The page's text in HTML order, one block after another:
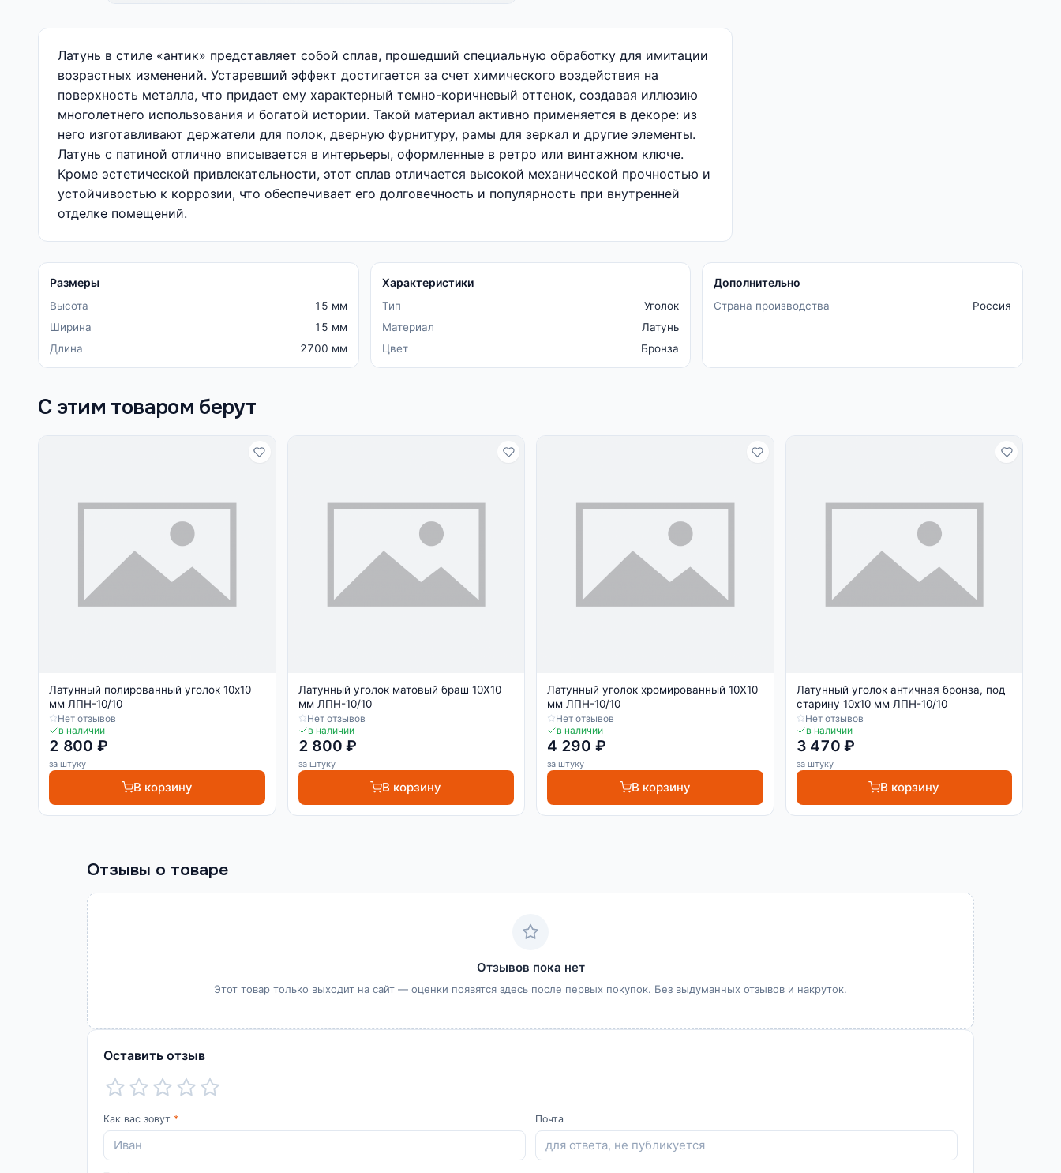
Латунь в стиле «антик» представляет собой сплав, прошедший специальную обработку для имитации
возрастных изменений. Устаревший эффект достигается за счет химического воздействия на
поверхность металла, что придает ему характерный темно-коричневый оттенок, создавая иллюзию
многолетнего использования и богатой истории. Такой материал активно применяется в декоре: из
него изготавливают держатели для полок, дверную фурнитуру, рамы для зеркал и другие элементы.
Латунь с патиной отлично вписывается в интерьеры, оформленные в ретро или винтажном ключе.
Кроме эстетической привлекательности, этот сплав отличается высокой механической прочностью и
устойчивостью к коррозии, что обеспечивает его долговечность и популярность при внутренней
отделке помещений.
Размеры
Высота
15 мм
Ширина
15 мм
Длина
2700 мм
Характеристики
Тип
Уголок
Материал
Латунь
Цвет
Бронза
Дополнительно
Страна производства Россия
С этим товаром берут
Латунный полированный уголок 10х10
мм ЛПН-10/10
Нет отзывов
в наличии
2 800 ₽
за штуку
В корзину
Латунный уголок матовый браш 10Х10
мм ЛПН-10/10
Нет отзывов
в наличии
2 800 ₽
за штуку
В корзину
Латунный уголок хромированный 10Х10
мм ЛПН-10/10
Нет отзывов
в наличии
4 290 ₽
за штуку
В корзину
Латунный уголок античная бронза, под
старину 10х10 мм ЛПН-10/10
Нет отзывов
в наличии
3 470 ₽
за штуку
В корзину
Отзывы о товаре
Отзывов пока нет
Этот товар только выходит на сайт — оценки появятся здесь после первых покупок. Без выдуманных отзывов и накруток.
Оставить отзыв
Как вас зовут * Почта